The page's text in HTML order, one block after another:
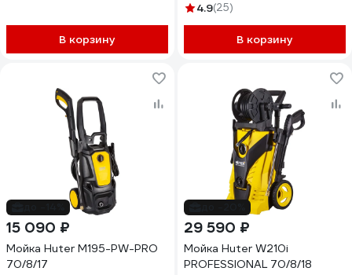
В корзину
4.9(25)
В корзину
15 090 ₽
Мойка Huter M195-PW-PRO
70/8/17
29 590 ₽
Мойка Huter W210i
PROFESSIONAL 70/8/18